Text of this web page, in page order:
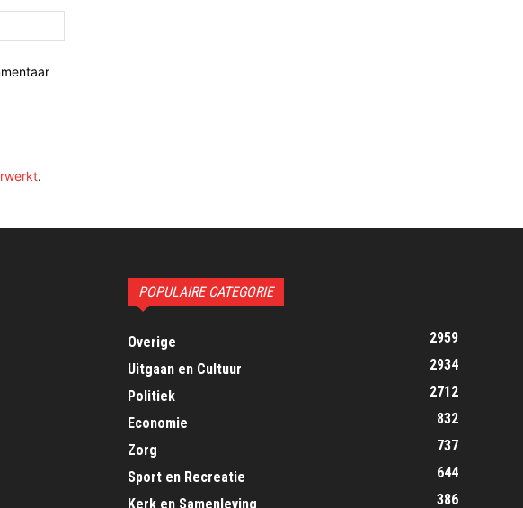
.
POPULAIRE CATEGORIE
Overige
2959
Uitgaan en Cultuur
2934
Politiek
2712
Economie
832
Zorg
737
Sport en Recreatie
644
Kerk en Samenleving
386